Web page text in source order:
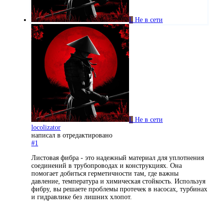
L Не в сети
L Не в сети
locolizator
написал в отредактировано
#1
Листовая фибра - это надежный материал для уплотнения
соединений в трубопроводах и конструкциях. Она
помогает добиться герметичности там, где важны
давление, температура и химическая стойкость. Используя
фибру, вы решаете проблемы протечек в насосах, турбинах
и гидравлике без лишних хлопот.